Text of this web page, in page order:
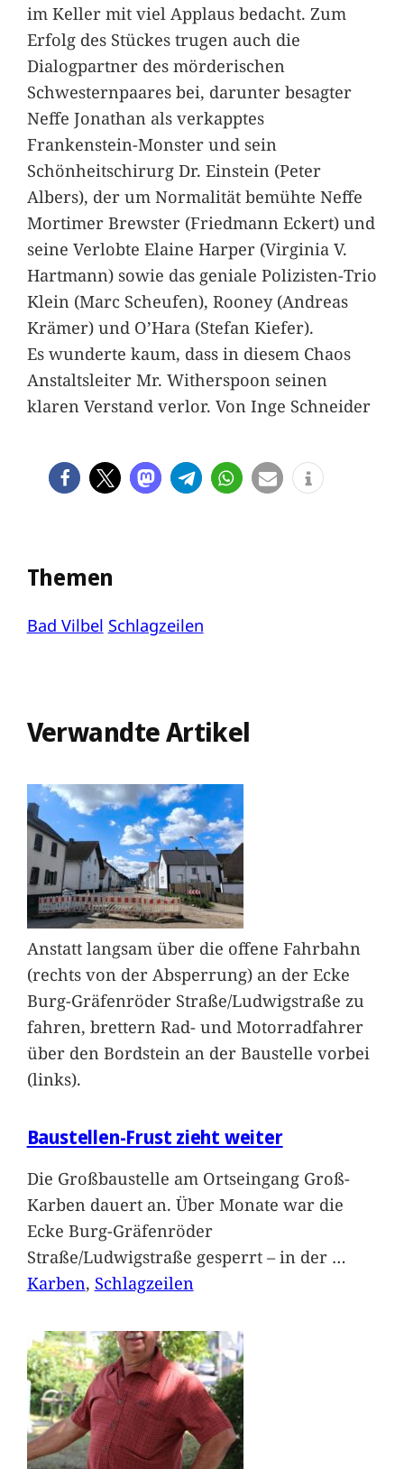
im Keller mit viel Applaus bedacht. Zum
Erfolg des Stückes trugen auch die
Dialogpartner des mörderischen
Schwesternpaares bei, darunter besagter
Neffe Jonathan als verkapptes
Frankenstein-Monster und sein
Schönheitschirurg Dr. Einstein (Peter
Albers), der um Normalität bemühte Neffe
Mortimer Brewster (Friedmann Eckert) und
seine Verlobte Elaine Harper (Virginia V.
Hartmann) sowie das geniale Polizisten-Trio
Klein (Marc Scheufen), Rooney (Andreas
Krämer) und O’Hara (Stefan Kiefer).
Es wunderte kaum, dass in diesem Chaos
Anstaltsleiter Mr. Witherspoon seinen
klaren Verstand verlor. Von Inge Schneider
Themen
Bad Vilbel Schlagzeilen
Verwandte Artikel
Anstatt langsam über die offene Fahrbahn
(rechts von der Absperrung) an der Ecke
Burg-Gräfenröder Straße/Ludwigstraße zu
fahren, brettern Rad- und Motorradfahrer
über den Bordstein an der Baustelle vorbei
(links).
Baustellen-Frust zieht weiter
Die Großbaustelle am Ortseingang Groß-
Karben dauert an. Über Monate war die
Ecke Burg-Gräfenröder
Straße/Ludwigstraße gesperrt – in der …
Karben, Schlagzeilen